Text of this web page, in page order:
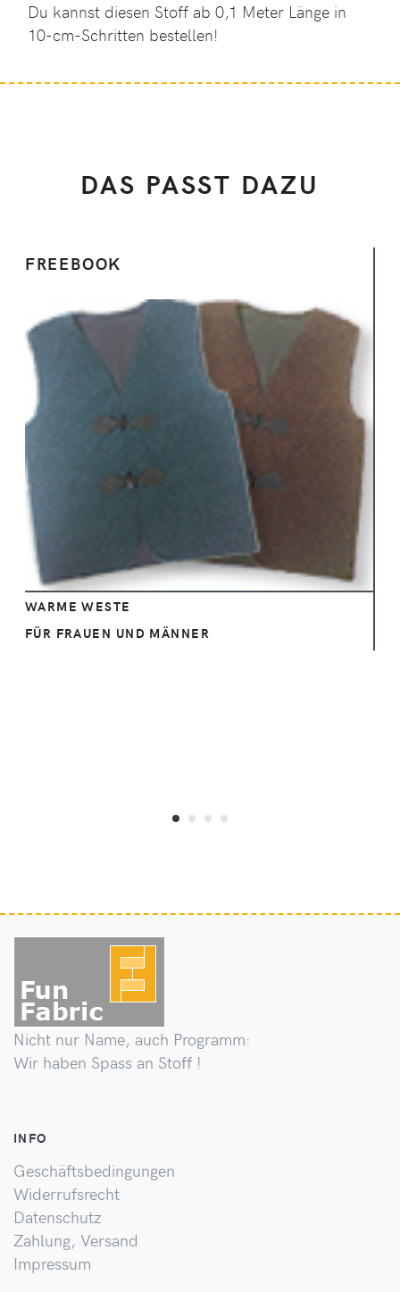
Du kannst diesen Stoff ab 0,1 Meter Länge in
10-cm-Schritten bestellen!
DAS PASST DAZU
FREEBOOK
WARME WESTE
FÜR FRAUEN UND MÄNNER
Nicht nur Name, auch Programm:
Wir haben Spass an Stoff !
INFO
Geschäftsbedingungen
Widerrufsrecht
Datenschutz
Zahlung, Versand
Impressum